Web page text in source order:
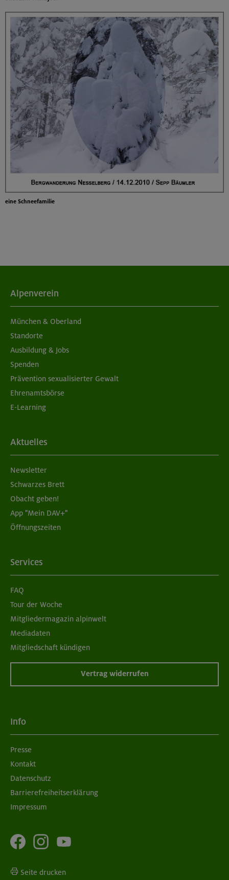
eine Schneefamilie
Alpenverein
München & Oberland
Standorte
Ausbildung & Jobs
Spenden
Prävention sexualisierter Gewalt
Ehrenamtsbörse
E-Learning
Aktuelles
Newsletter
Schwarzes Brett
Obacht geben!
App "Mein DAV+"
Öffnungszeiten
Services
FAQ
Tour der Woche
Mitgliedermagazin alpinwelt
Mediadaten
Mitgliedschaft kündigen
Vertrag widerrufen
Info
Presse
Kontakt
Datenschutz
Barrierefreiheitserklärung
Impressum
Seite drucken